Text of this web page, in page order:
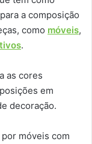
a composição
como móveis,
.
as cores
em
decoração.
móveis com